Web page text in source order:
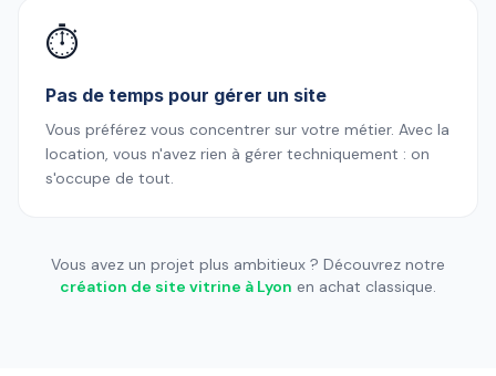
⏱️
Pas de temps pour gérer un site
Vous préférez vous concentrer sur votre métier. Avec la
location, vous n'avez rien à gérer techniquement : on
s'occupe de tout.
Vous avez un projet plus ambitieux ? Découvrez notre
création de site vitrine à Lyon en achat classique.